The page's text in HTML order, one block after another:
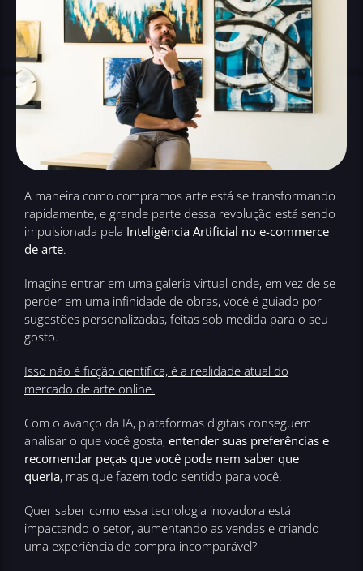
A maneira como compramos arte está se transformando
rapidamente, e grande parte dessa revolução está sendo
impulsionada pela Inteligência Artificial no e-commerce
de arte.
Imagine entrar em uma galeria virtual onde, em vez de se
perder em uma infinidade de obras, você é guiado por
sugestões personalizadas, feitas sob medida para o seu
gosto.
Isso não é ficção científica, é a realidade atual do
mercado de arte online.
Com o avanço da IA, plataformas digitais conseguem
analisar o que você gosta, entender suas preferências e
recomendar peças que você pode nem saber que
queria, mas que fazem todo sentido para você.
Quer saber como essa tecnologia inovadora está
impactando o setor, aumentando as vendas e criando
uma experiência de compra incomparável?